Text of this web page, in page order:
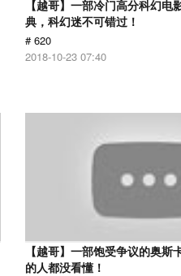
【越哥】一部冷门高分科幻电
典，科幻迷不可错过！
# 620
2018-10-23 07:40
【越哥】一部饱受争议的奥斯
的人都没看懂！